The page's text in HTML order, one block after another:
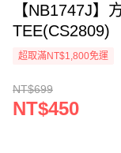
【NB1747J】
TEE(CS2809)
超取滿NT$1,800免運
NT$699
NT$450